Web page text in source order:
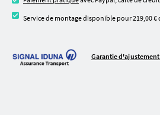
Service de montage disponible pour 219,00
Garantie